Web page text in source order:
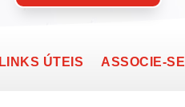
LINKS ÚTEIS ASSOCIE-SE